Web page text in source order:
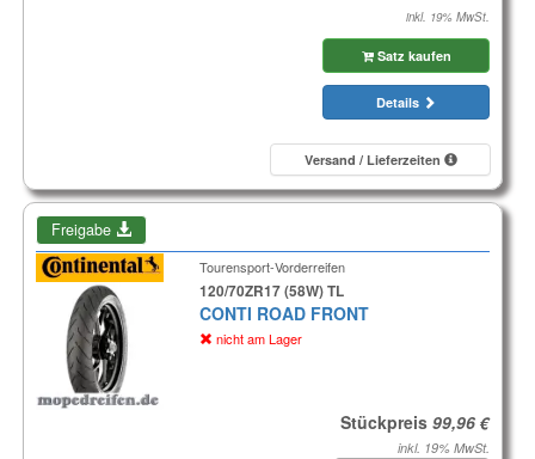
inkl. 19% MwSt.
Satz kaufen
Details
Versand / Lieferzeiten
Freigabe
Tourensport-Vorderreifen
120/70ZR17 (58W) TL
CONTI ROAD FRONT
nicht am Lager
Stückpreis
inkl. 19% MwSt.